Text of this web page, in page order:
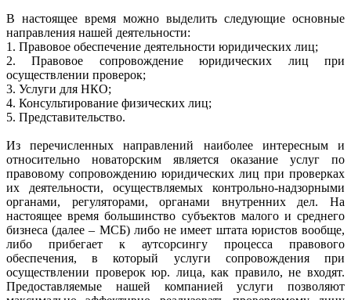
В настоящее время можно выделить следующие основные
направления нашей деятельности:
1. Правовое обеспечение деятельности юридических лиц;
2. Правовое сопровождение юридических лиц при
осуществлении проверок;
3. Услуги для НКО;
4. Консультирование физических лиц;
5. Представительство.
Из перечисленных направлений наиболее интересным и
относительно новаторским является оказание услуг по
правовому сопровождению юридических лиц при проверках
их деятельности, осуществляемых контрольно-надзорными
органами, регуляторами, органами внутренних дел. На
настоящее время большинство субъектов малого и среднего
бизнеса (далее – МСБ) либо не имеет штата юристов вообще,
либо прибегает к аутсорсингу процесса правового
обеспечения, в который услуги сопровождения при
осуществлении проверок юр. лица, как правило, не входят.
Предоставляемые нашей компанией услуги позволяют